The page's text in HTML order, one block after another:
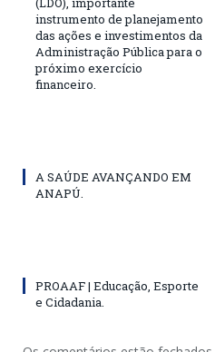
instrumento de planejamento
das ações e investimentos da
Administração Pública para o
próximo exercício
financeiro.
A SAÚDE AVANÇANDO EM
ANAPÚ.
PROAAF | Educação, Esporte
e Cidadania.